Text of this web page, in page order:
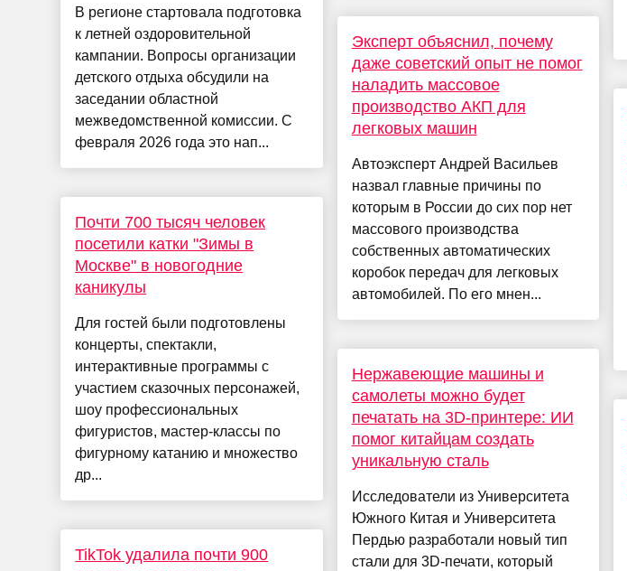
В регионе стартовала подготовка
к летней оздоровительной
кампании. Вопросы организации
детского отдыха обсудили на
заседании областной
межведомственной комиссии. С
февраля 2026 года это нап...
Почти 700 тысяч человек
посетили катки "Зимы в
Москве" в новогодние
каникулы
Для гостей были подготовлены
концерты, спектакли,
интерактивные программы с
участием сказочных персонажей,
шоу профессиональных
фигуристов, мастер-классы по
фигурному катанию и множество
др...
TikTok удалила почти 900
Эксперт объяснил, почему
даже советский опыт не помог
наладить массовое
производство АКП для
легковых машин
Автоэксперт Андрей Васильев
назвал главные причины по
которым в России до сих пор нет
массового производства
собственных автоматических
коробок передач для легковых
автомобилей. По его мнен...
Нержавеющие машины и
самолеты можно будет
печатать на 3D-принтере: ИИ
помог китайцам создать
уникальную сталь
Исследователи из Университета
Южного Китая и Университета
Пердью разработали новый тип
стали для 3D-печати, который